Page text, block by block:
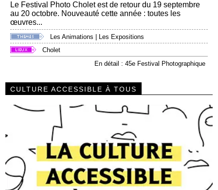
Le Festival Photo Cholet est de retour du 19 septembre
au 20 octobre. Nouveauté cette année : toutes les
œuvres...
Les Animations | Les Expositions
Cholet
En détail : 45e Festival Photographique
CULTURE ACCESSIBLE À TOUS